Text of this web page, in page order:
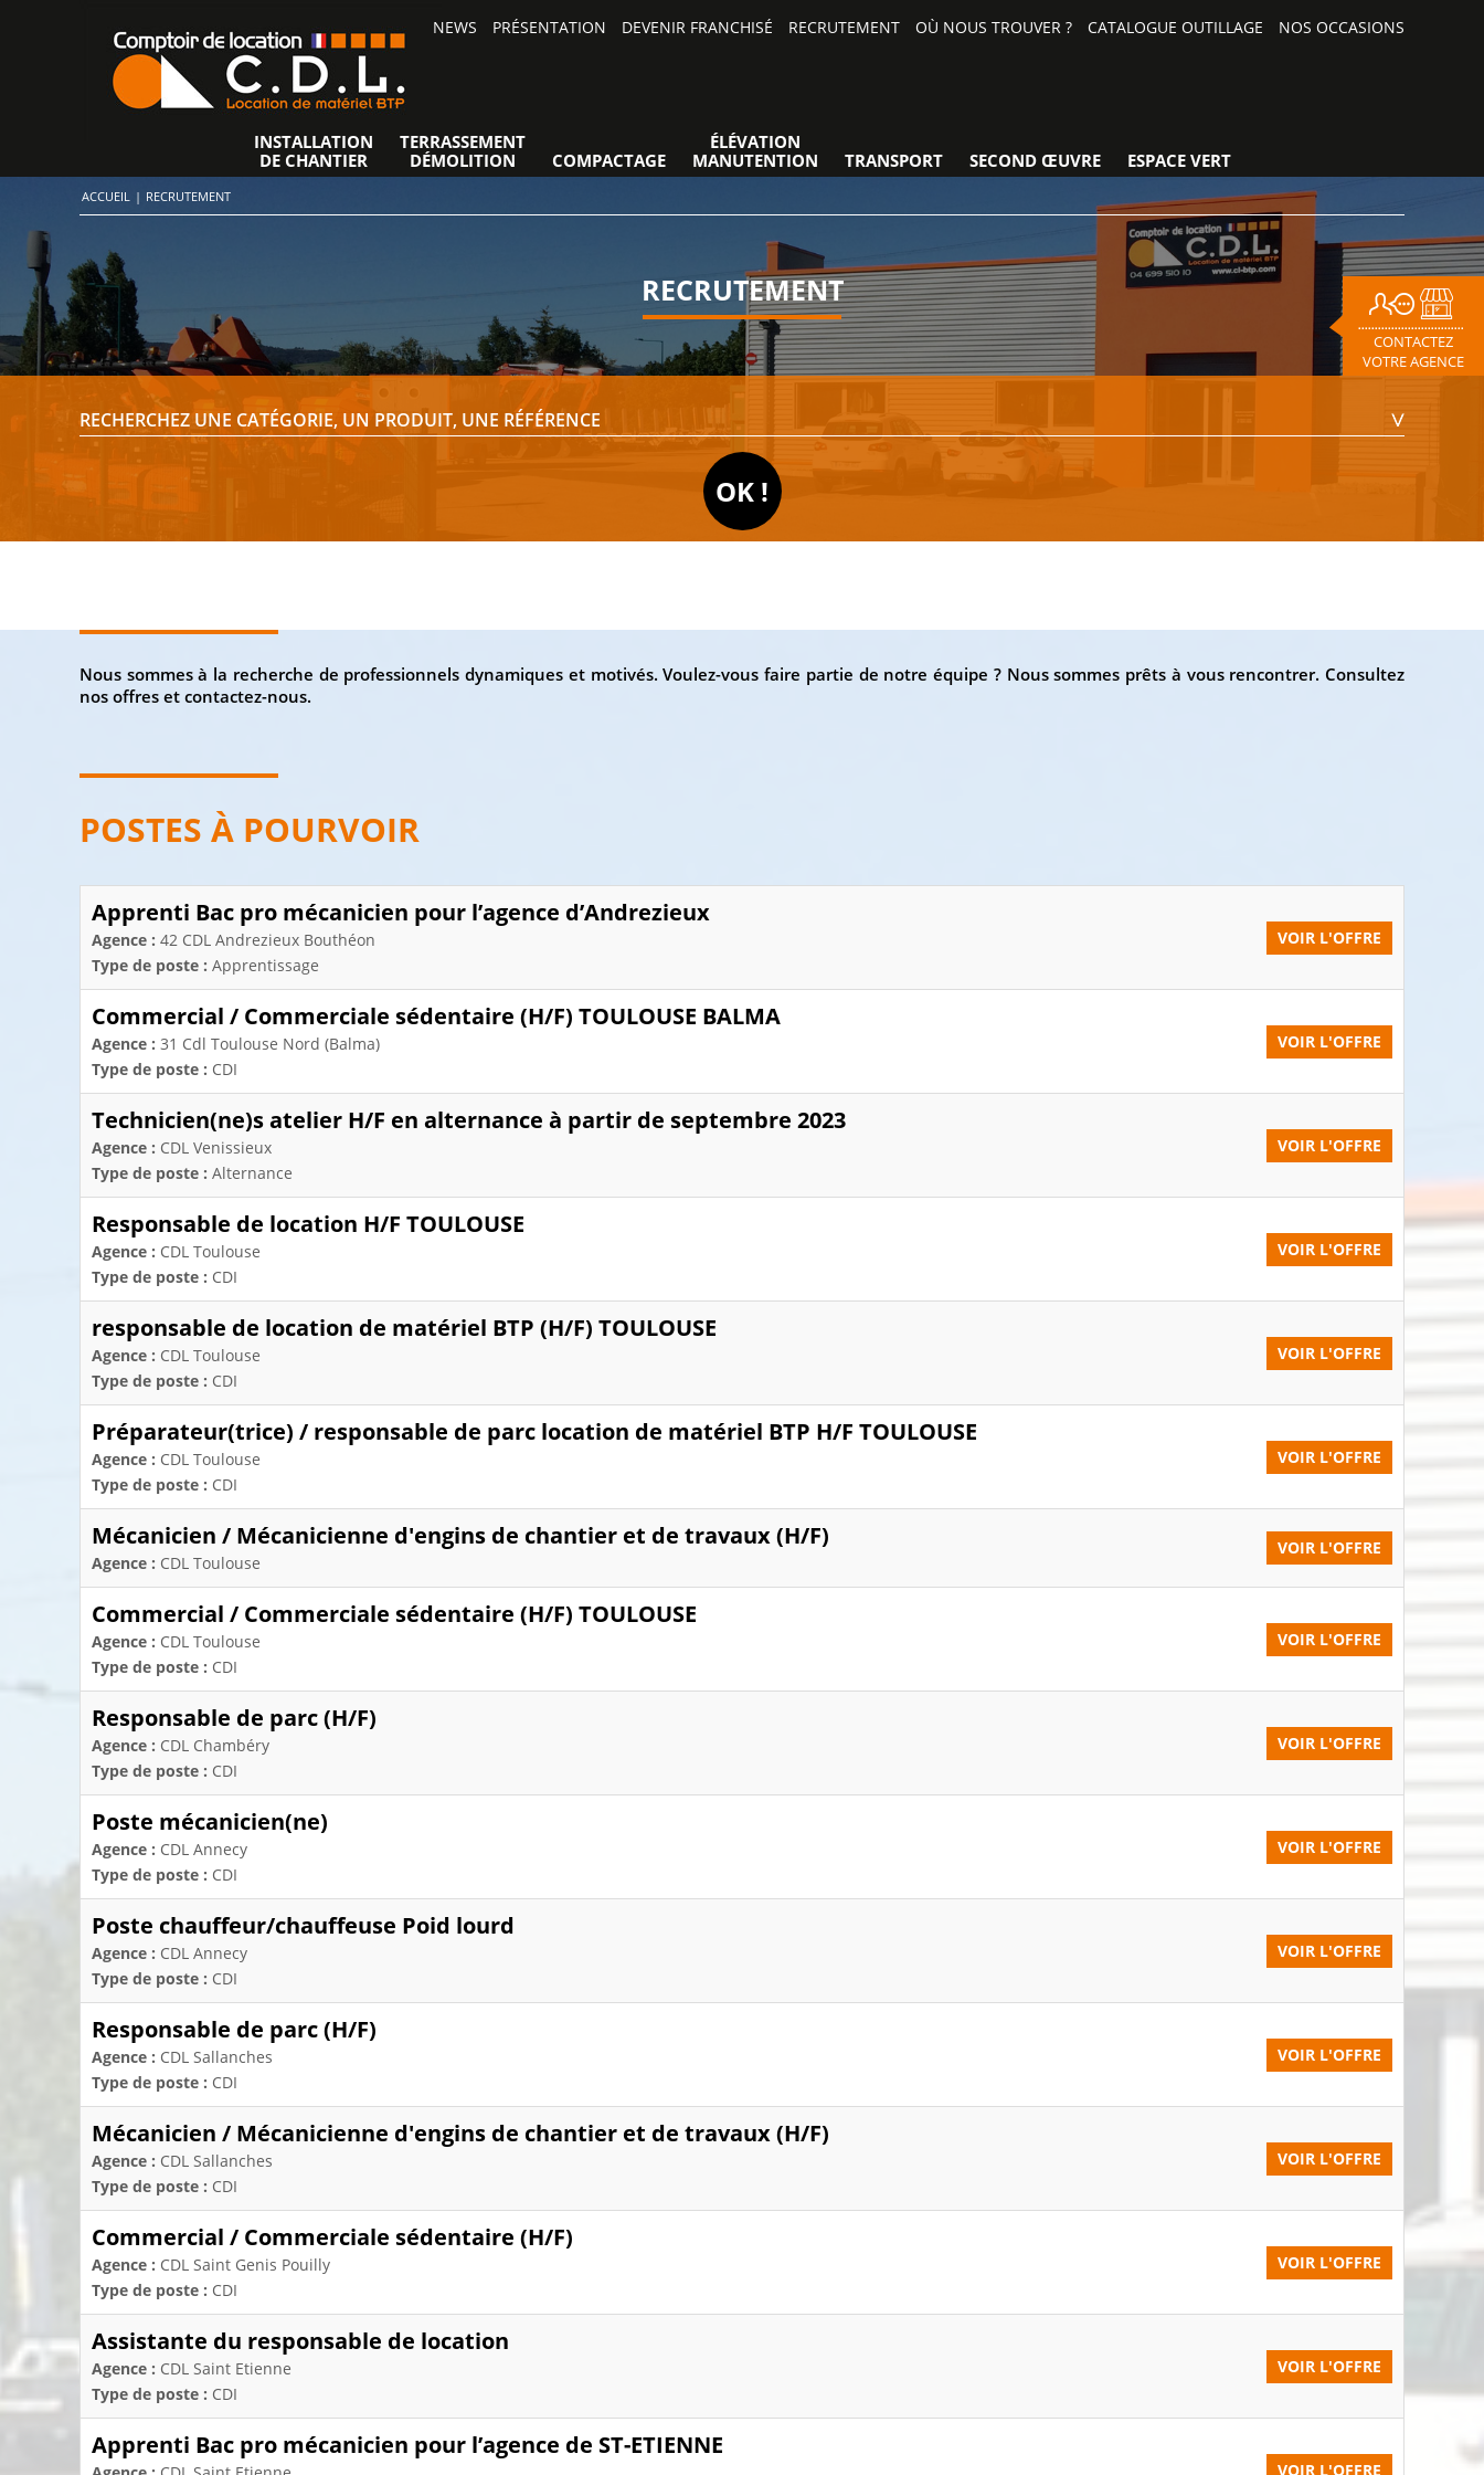
NEWS PRÉSENTATION DEVENIR FRANCHISÉ RECRUTEMENT OÙ NOUS TROUVER ? CATALOGUE OUTILLAGE NOS OCCASIONS
INSTALLATION
DE CHANTIER
TERRASSEMENT
DÉMOLITION
COMPACTAGE
ÉLÉVATION
MANUTENTION
TRANSPORT SECOND ŒUVRE ESPACE VERT
CONTACTEZ
VOTRE AGENCE
ACCUEIL | RECRUTEMENT
RECRUTEMENT
Nous sommes à la recherche de professionnels dynamiques et motivés. Voulez-vous faire partie de notre équipe ? Nous sommes prêts à vous rencontrer. Consultez
nos offres et contactez-nous.
POSTES À POURVOIR
Apprenti Bac pro mécanicien pour l’agence d’Andrezieux
Agence : 42 CDL Andrezieux Bouthéon
Type de poste : Apprentissage
VOIR L'OFFRE
Commercial / Commerciale sédentaire (H/F) TOULOUSE BALMA
Agence : 31 Cdl Toulouse Nord (Balma)
Type de poste : CDI
VOIR L'OFFRE
Technicien(ne)s atelier H/F en alternance à partir de septembre 2023
Agence : CDL Venissieux
Type de poste : Alternance
VOIR L'OFFRE
Responsable de location H/F TOULOUSE
Agence : CDL Toulouse
Type de poste : CDI
VOIR L'OFFRE
responsable de location de matériel BTP (H/F) TOULOUSE
Agence : CDL Toulouse
Type de poste : CDI
VOIR L'OFFRE
Préparateur(trice) / responsable de parc location de matériel BTP H/F TOULOUSE
Agence : CDL Toulouse
Type de poste : CDI
VOIR L'OFFRE
Mécanicien / Mécanicienne d'engins de chantier et de travaux (H/F)
Agence : CDL Toulouse
VOIR L'OFFRE
Commercial / Commerciale sédentaire (H/F) TOULOUSE
Agence : CDL Toulouse
Type de poste : CDI
VOIR L'OFFRE
Responsable de parc (H/F)
Agence : CDL Chambéry
Type de poste : CDI
VOIR L'OFFRE
Poste mécanicien(ne)
Agence : CDL Annecy
Type de poste : CDI
VOIR L'OFFRE
Poste chauffeur/chauffeuse Poid lourd
Agence : CDL Annecy
Type de poste : CDI
VOIR L'OFFRE
Responsable de parc (H/F)
Agence : CDL Sallanches
Type de poste : CDI
VOIR L'OFFRE
Mécanicien / Mécanicienne d'engins de chantier et de travaux (H/F)
Agence : CDL Sallanches
Type de poste : CDI
VOIR L'OFFRE
Commercial / Commerciale sédentaire (H/F)
Agence : CDL Saint Genis Pouilly
Type de poste : CDI
VOIR L'OFFRE
Assistante du responsable de location
Agence : CDL Saint Etienne
Type de poste : CDI
VOIR L'OFFRE
Apprenti Bac pro mécanicien pour l’agence de ST-ETIENNE
VOIR L'OFFRE